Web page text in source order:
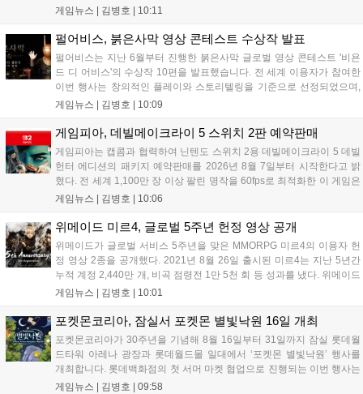
이틀이 발표될 예정이다. 특히 아이온2는 9월 30일 얼리액세스를
베일을 벗는다. 또한 북미 스튜디오가 개발 중인 길드워3는 B2B
관에 출품되어 글로벌 시장 공략에 나선다. 엔씨는 이번 행사를
통해 전 세계 이용자와의 접점을 확대하고 신작에 대한 기대감을
극대화할 계획이다....
게임뉴스 | 김병호 10:11
펄어비스, 붉은사막 영상 콘테스트 수상작 발표
펄어비스는 지난 6월부터 진행한 붉은사막 글로벌 영상 콘테스트 '비욘
드 디 어비스'의 수상작 10편을 발표했습니다. 전 세계 이용자가 참여한
이번 행사는 창의적인 플레이와 스토리텔링을 기준으로 선정되었으며,
수상자들에게는 펄어비스 사옥 '홈 원' 초청 혜택과 기념 주화 및 굿즈가
인공 클리프의 여정을 담은 액션 어드벤처 게임으로 기대를 모으고 있습
니다....
게임뉴스 | 김병호 10:09
게임피아, 데빌메이크라이 5 스위치 2판 예약판매
게임피아는 캡콤과 협력하여 닌텐도 스위치 2용 데빌메이크라이 5 데빌
헌터 에디션의 패키지 예약판매를 2026년 8월 7일부터 시작한다고 밝
혔다. 전 세계 1,100만 장 이상 팔린 명작을 60fps로 최적화한 이 게임은
한국어를 공식 지원하며, 본편 외 다양한 추가 콘텐츠가 포함된다. 국내
쇼핑몰에서 진행된다. 청소년 이용 불가 등급이다....
게임뉴스 | 김병호 10:06
위메이드 미르4, 글로벌 5주년 헌정 영상 공개
위메이드가 글로벌 서비스 5주년을 맞은 MMORPG 미르4의 이용자 헌
정 영상 2종을 공개했다. 2021년 8월 26일 출시된 미르4는 지난 5년간
누적 계정 2,440만 개, 비곡 점령전 1만 5천 회 등 성과를 냈다. 위메이드
는 감사의 의미를 담은 오리지널 음원 뮤직비디오와 성과 정리 영상을
하겠다는 의지를 밝혔다....
게임뉴스 | 김병호 10:01
포켓몬코리아, 잠실서 포켓몬 별빛낙원 16일 개최
포켓몬코리아가 30주년을 기념해 8월 16일부터 31일까지 잠실 롯데월
드타워 아레나 광장과 롯데월드몰 일대에서 ‘포켓몬 별빛낙원’ 행사를
개최합니다. 롯데백화점의 첫 서머 마켓 협업으로 진행되는 이번 행사는
초대형 잉어킹 수로와 LED 폭포 등 신비로운 테마 공간과 팝업스토어,
게임뉴스 | 김병호 09:58